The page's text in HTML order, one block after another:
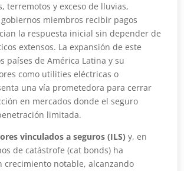
terremotos y exceso de lluvias,
miembros recibir pagos
la respuesta inicial sin depender de
extensos. La expansión de este
países de América Latina y su
como utilities eléctricas o
una vía prometedora para cerrar
en mercados donde el seguro
limitada.
vinculados a seguros (ILS) y, en
de catástrofe (cat bonds) ha
crecimiento notable, alcanzando